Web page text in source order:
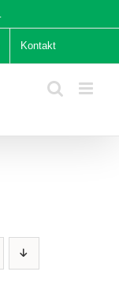
Kontakt